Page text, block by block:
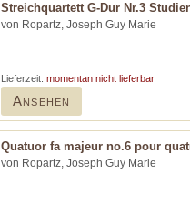
Streichquartett G-Dur Nr.3
von Ropartz, Joseph Guy Marie
Lieferzeit: momentan nicht lieferbar
Ansehen
Quatuor fa majeur no.6 pour
von Ropartz, Joseph Guy Marie